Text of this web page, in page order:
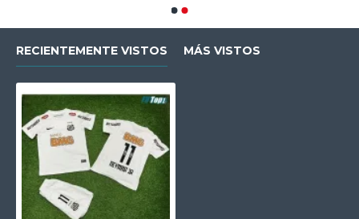
RECIENTEMENTE VISTOS MÁS VISTOS